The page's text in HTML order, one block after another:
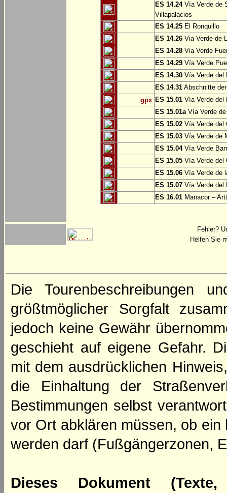
ES 14.24Vía Verde de
Villapalacios
ES 14.25 El Ronquillo
ES 14.26 Via Verde de
ES 14.28 Via Verde
ES 14.29 Vía Verde
ES 14.30 Vía Verde del
ES 14.31 Abschnitte
gpx ES 15.01 Vía Verde del
ES 15.01aVía Verde de
ES 15.02 Vía Verde del
ES 15.03 Vía Verde de
ES 15.04Vía Verde
ES 15.05 Vía Verde del
ES 15.06 Vía Verde de
ES 15.07 Vía Verde del
ES 16.01 Manacor –
Fehler?
Helfen Sie
Die Tourenbeschreibungen
größtmöglicher Sorgfalt
jedoch keine Gewähr
geschieht auf eigene Gefahr.
mit dem ausdrücklichen
die Einhaltung der
Bestimmungen selbst
vor Ort abklären müssen, ob
werden darf (Fußgängerzonen,
Dieses Dokument